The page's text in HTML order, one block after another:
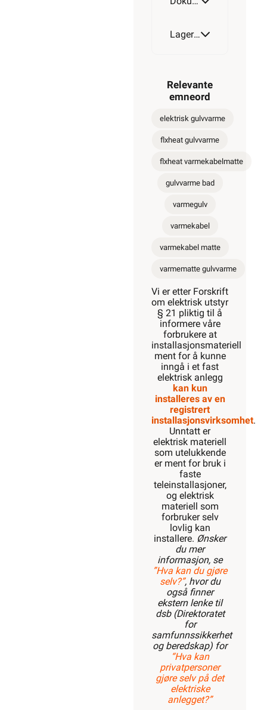
Lagerstatus
Relevante
emneord
elektrisk gulvvarme
flxheat gulvvarme
flxheat varmekabelmatte
gulvvarme bad
varmegulv
varmekabel
varmekabel matte
varmematte gulvvarme
Vi er etter Forskrift
om elektrisk utstyr
§ 21 pliktig til å
informere våre
forbrukere at
installasjonsmateriell
ment for å kunne
inngå i et fast
elektrisk anlegg
kan kun
installeres av en
registrert
installasjonsvirksomhet.
Unntatt er
elektrisk materiell
som utelukkende
er ment for bruk i
faste
teleinstallasjoner,
og elektrisk
materiell som
forbruker selv
lovlig kan
installere. Ønsker
du mer
informasjon, se
”Hva kan du gjøre
selv?”, hvor du
også finner
ekstern lenke til
dsb (Direktoratet
for
samfunnssikkerhet
og beredskap) for
“Hva kan
privatpersoner
gjøre selv på det
elektriske
anlegget?”